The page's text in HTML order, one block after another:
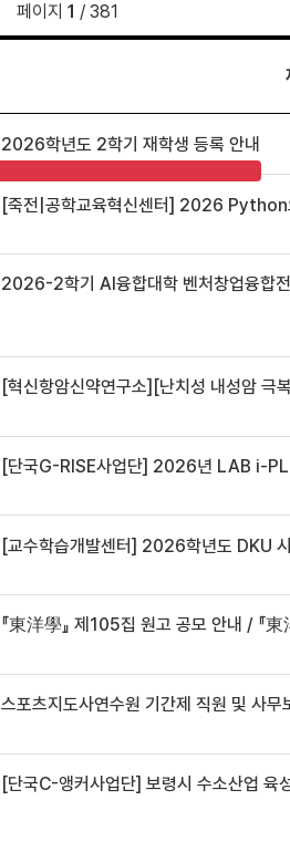
페이지 1 / 381
2026학년도 2학기 재학생 등록 안내
[죽전|공학교육혁신센터] 2026 Python으로
2026-2학기 AI융합대학 벤처창업융합
[혁신항암신약연구소][난치성 내성암 극복
[단국G-RISE사업단] 2026년 LAB i-
[교수학습개발센터] 2026학년도 DKU
『東洋學』 제105집 원고 공모 안내 / 『東洋學』第
스포츠지도사연수원 기간제 직원 및 사무
[단국C-앵커사업단] 보령시 수소산업 육